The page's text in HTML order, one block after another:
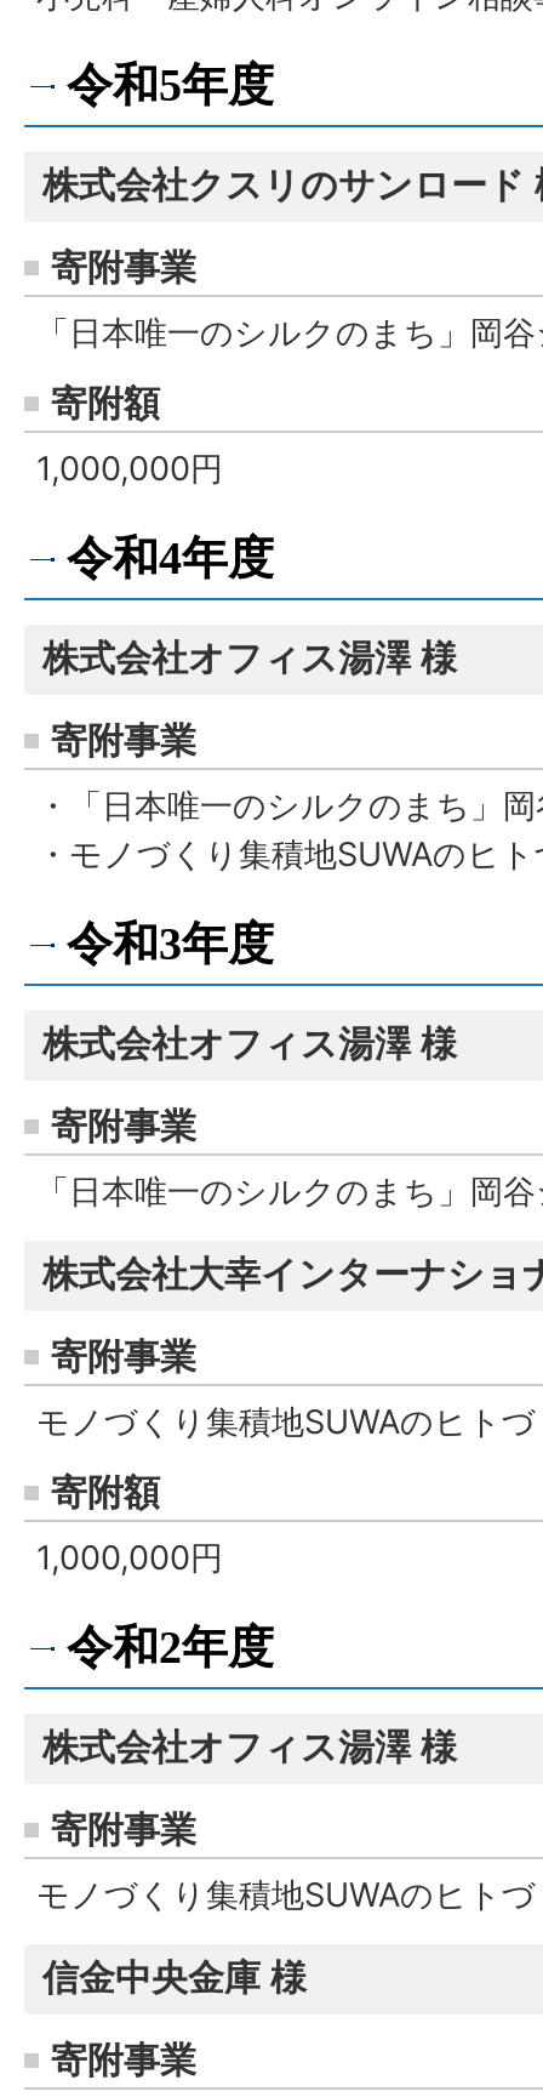
令和5年度
株式会社クスリのサンロード
寄附事業
「日本唯一のシルクのまち」岡
寄附額
1,000,000円
令和4年度
株式会社オフィス湯澤 様
寄附事業
・「日本唯一のシルクのまち」
・モノづくり集積地SUWAのヒ
令和3年度
株式会社オフィス湯澤 様
寄附事業
「日本唯一のシルクのまち」岡
株式会社大幸インターナショ
寄附事業
モノづくり集積地SUWAのヒト
寄附額
1,000,000円
令和2年度
株式会社オフィス湯澤 様
寄附事業
モノづくり集積地SUWAのヒト
信金中央金庫 様
寄附事業